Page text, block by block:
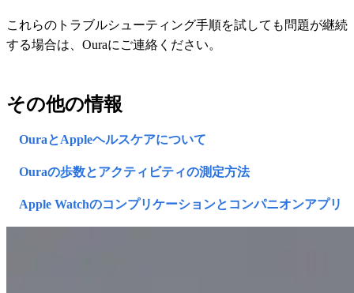
これらのトラブルシューティング手順を試しても問題が継続
する場合は、Ouraにご連絡ください。
その他の情報
OuraとAppleヘルスケアについて
Ouraの歩数とアクティビティの測定方法
Apple Watchのコンプリケーションとコンパニオンアプリ